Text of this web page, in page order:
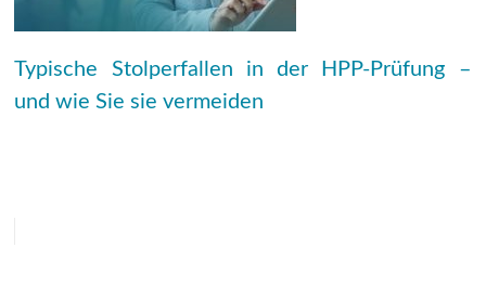
Typische Stolperfallen in der HPP-Prüfung –
und wie Sie sie vermeiden